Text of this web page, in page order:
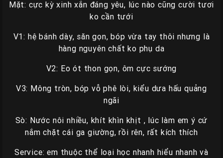
Mặt: cực kỳ xinh xắn đáng yêu, lúc nào cũng cười tươi
ko cần tưới
V1: hệ bánh dày, săn gọn, bóp vừa tay thôi nhưng là
hàng nguyên chất ko phụ da
V2: Eo ót thon gọn, ôm cực sướng
V3: Mông tròn, bóp vỗ phê lòi, kiểu dưa hấu quảng
ngãi
Sò: Nước nôi nhiều, khít khìn khịt , lúc làm em ý cứ
nắm chặt cái ga giường, rồi rên, rất kích thích
Service: em thuộc thể loại học nhanh hiểu nhanh và